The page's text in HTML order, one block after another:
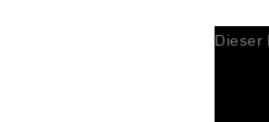
Dieser